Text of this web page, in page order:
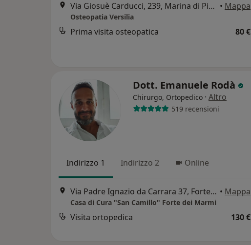
Via Giosuè Carducci, 239, Marina di Pietrasanta • Mappa
Osteopatia Versilia
Prima visita osteopatica 80 €
Dott. Emanuele Rodà
Chirurgo, Ortopedico · Altro
519 recensioni
Indirizzo 1 Indirizzo 2 Online
Via Padre Ignazio da Carrara 37, Forte dei Marmi • Mappa
Casa di Cura "San Camillo" Forte dei Marmi
Visita ortopedica 130 €